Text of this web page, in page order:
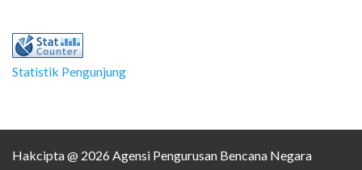
Statistik Pengunjung
Hakcipta @ 2026 Agensi Pengurusan Bencana Negara